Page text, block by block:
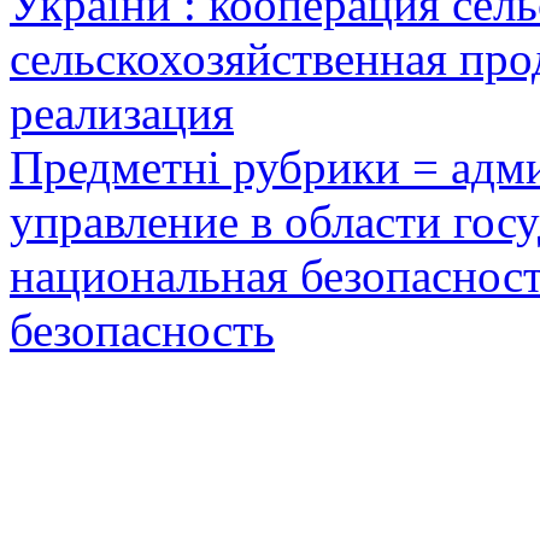
сельскохозяйственная
реализация
Предметні рубрики =
управление в области
национальная
безопасность